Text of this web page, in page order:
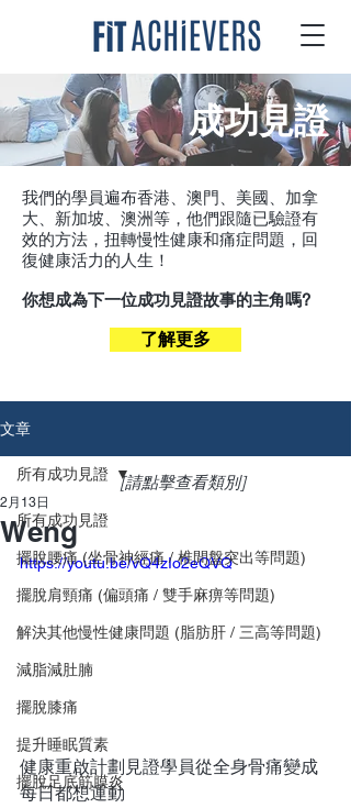
成功見證
我們的學員遍布香港、澳門、美國、加拿
大、新加坡、澳洲等，他們跟隨已驗證有
效的方法，扭轉慢性健康和痛症問題，回
復健康活力的人生！
你想成為下一位成功見證故事的主角嗎?
了解更多
文章
所有成功見證
擺脫腰痛 (坐骨神經痛 / 椎間盤突出等問題)
擺脫肩頸痛 (偏頭痛 / 雙手麻痹等問題)
解決其他慢性健康問題 (脂肪肝 / 三高等問題)
減脂減肚腩
擺脫膝痛
提升睡眠質素
擺脫足底筋膜炎
所有成功見證
Weng
2月13日
https://youtu.be/vQ4zIo2eQVQ
健康重啟計劃見證學員從全身骨痛變成
每日都想運動
[請點擊查看類別]